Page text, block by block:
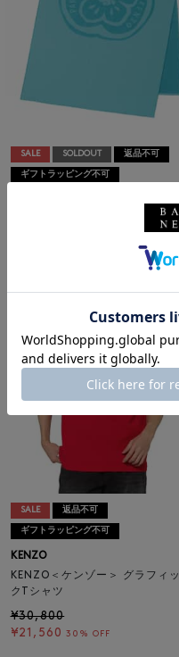
SALE SOLDOUT 返品不可
ギフトラッピング不可
KENZO＜ケンゾー＞ ビーチタオ
SALE 返品不可
ギフトラッピング不可
KENZO
KENZO＜ケンゾー＞ グラフィッ
クTシャツ
¥30,800
¥21,560 30% OFF